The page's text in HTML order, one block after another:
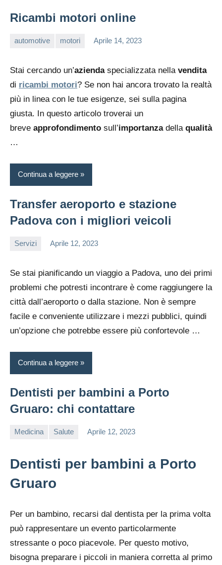
Ricambi motori online
automotive motori Aprile 14, 2023
Stai cercando un’aziendaspecializzata nella vendita
di ricambi motori? Se non hai ancora trovato la realtà
più in linea con le tue esigenze, sei sulla pagina
giusta. In questo articolo troverai un
breve approfondimento sull’importanza della qualità
…
Continua a leggere
Transfer aeroporto e stazione
Padova con i migliori veicoli
Servizi Aprile 12, 2023
Se stai pianificando un viaggio a Padova, uno dei primi
problemi che potresti incontrare è come raggiungere la
città dall’aeroporto o dalla stazione. Non è sempre
facile e conveniente utilizzare i mezzi pubblici, quindi
un’opzione che potrebbe essere più confortevole …
Continua a leggere
Dentisti per bambini a Porto
Gruaro: chi contattare
Medicina Salute Aprile 12, 2023
Dentisti per bambini a Porto
Gruaro
Per un bambino, recarsi dal dentista per la prima volta
può rappresentare un evento particolarmente
stressante o poco piacevole. Per questo motivo,
bisogna preparare i piccoli in maniera corretta al primo